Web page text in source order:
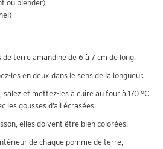
ou blender)
de terre amandine de 6 à 7 cm de long.
les en deux dans le sens de la longueur.
salez et mettez-les à cuire au four à 170 °C
les gousses d’ail écrasées.
elles doivent être bien colorées.
de chaque pomme de terre,